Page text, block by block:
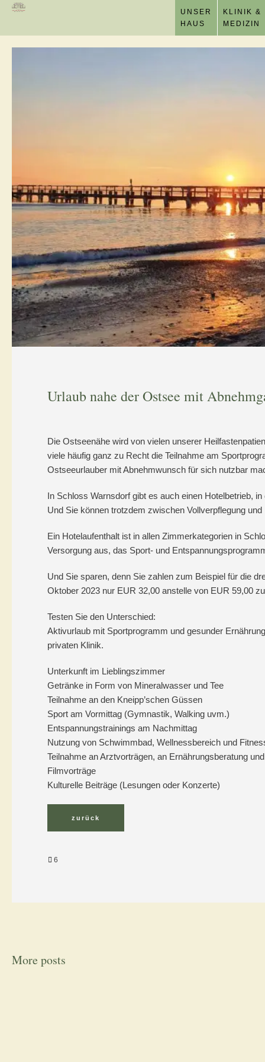
UNSER
HAUS
KLINIK &
MEDIZIN
Urlaub nahe der Ostsee mit
Die Ostseenähe wird von vielen unserer
viele häufig ganz zu Recht die Teilnahme am
Ostseeurlauber mit Abnehmwunsch für sich nutzbar
In Schloss Warnsdorf gibt es auch einen Hotelbetrieb,
Und Sie können trotzdem zwischen Vollverpflegung
Ein Hotelaufenthalt ist in allen Zimmerkategorien in
Versorgung aus, das Sport- und
Und Sie sparen, denn Sie zahlen zum Beispiel für die
Oktober 2023 nur EUR 32,00 anstelle von EUR 59,00
Testen Sie den Unterschied:
Aktivurlaub mit Sportprogramm und gesunder
privaten Klinik.
Unterkunft im Lieblingszimmer
Getränke in Form von Mineralwasser und Tee
Teilnahme an den Kneipp’schen Güssen
Sport am Vormittag (Gymnastik, Walking uvm.)
Entspannungstrainings am Nachmittag
Nutzung von Schwimmbad, Wellnessbereich und
Teilnahme an Arztvorträgen, an Ernährungsberatung
Filmvorträge
Kulturelle Beiträge (Lesungen oder Konzerte)
6
More posts